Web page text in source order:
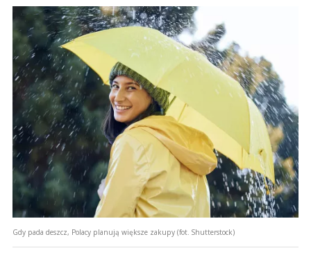
Gdy pada deszcz, Polacy planują większe zakupy (fot. Shutterstock)